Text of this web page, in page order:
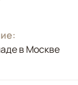
в Москве